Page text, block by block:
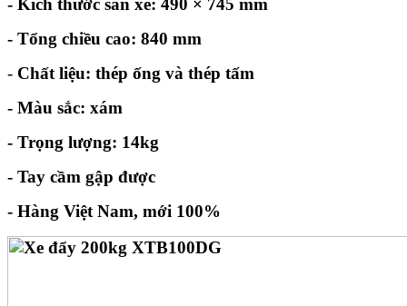
- Tổng chiều cao: 840 mm
- Chất liệu: thép ống và thép tấm
- Màu sắc: xám
- Trọng lượng: 14kg
- Tay cầm gập được
- Hàng Việt Nam, mới 100%